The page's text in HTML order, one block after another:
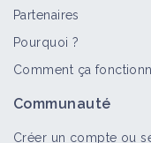
Partenaires
Pourquoi ?
Comment ça
Communauté
Créer un compte ou